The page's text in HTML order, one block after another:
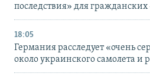
последствия» для
18:05
Германия расследует «очень
около украинского самолета и